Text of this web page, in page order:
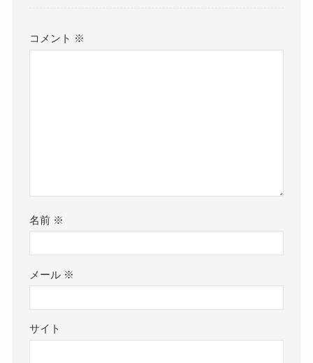
コメント ※
名前 ※
メール ※
サイト